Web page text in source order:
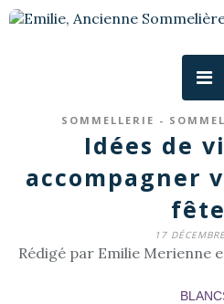
SOMMELLERIE -
Idées de
accompagner
17
Rédigé par Emilie Merienne